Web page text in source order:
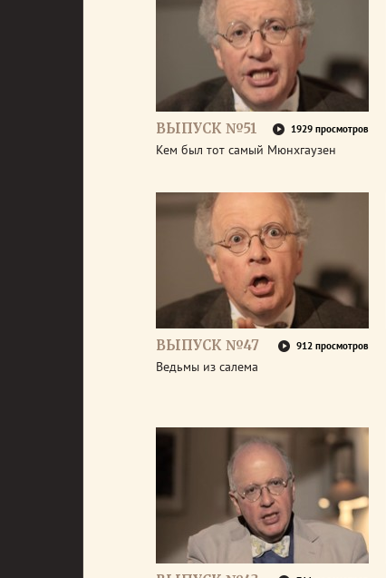
ВЫПУСК №51 1929 просмотров
Кем был тот самый Мюнхгаузен
ВЫПУСК №47 912 просмотров
Ведьмы из салема